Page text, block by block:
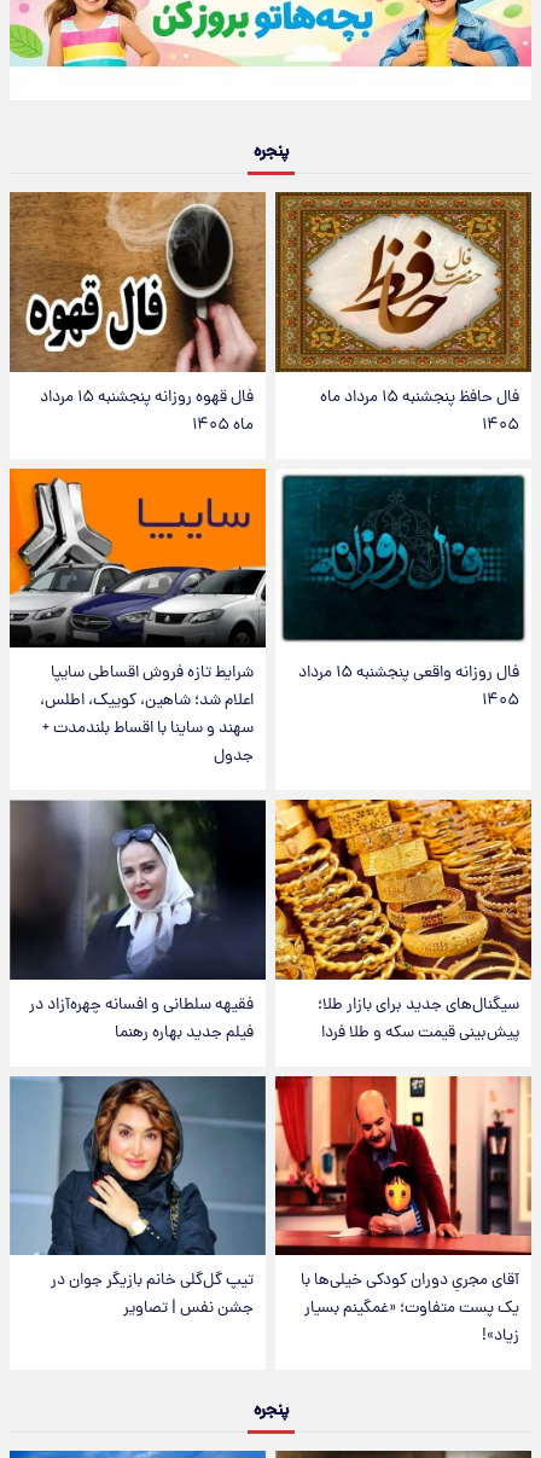
پنجره
فال حافظ پنجشنبه ۱۵ مرداد ماه
۱۴۰۵
فال قهوه روزانه پنجشنبه ۱۵ مرداد
ماه ۱۴۰۵
فال روزانه واقعی پنجشنبه ۱۵ مرداد
۱۴۰۵
شرایط تازه فروش اقساطی سایپا
اعلام شد؛ شاهین، کوییک، اطلس،
سهند و ساینا با اقساط بلندمدت +
جدول
سیگنال‌های جدید برای بازار طلا؛
پیش‌بینی قیمت سکه و طلا فردا
فقیهه سلطانی و افسانه چهره‌آزاد در
فیلم جدید بهاره رهنما
آقای مجریِ دوران کودکی خیلی‌ها با
یک پست متفاوت؛ «غمگینم بسیار
زیاد»!
تیپ گل‌گلی خانم بازیگر جوان در
جشن نفس | تصاویر
پنجره